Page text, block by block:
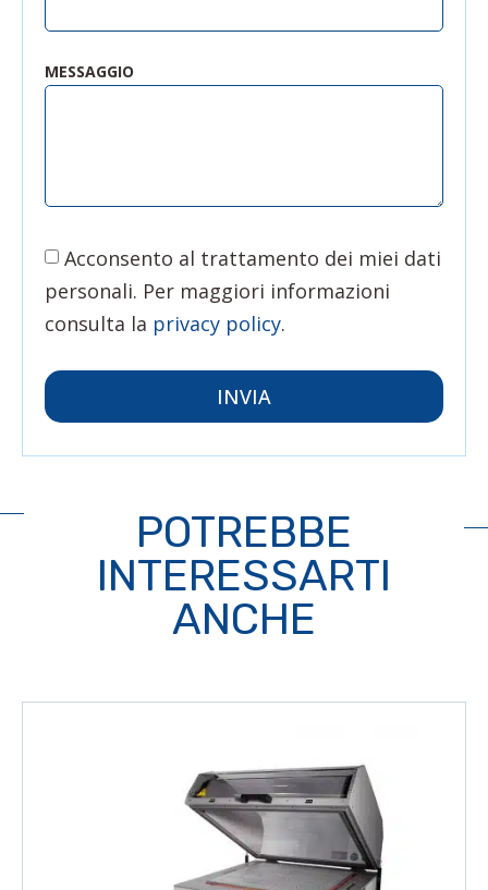
MESSAGGIO
Acconsento al trattamento dei miei dati
personali. Per maggiori informazioni
consulta la privacy policy.
INVIA
POTREBBE
INTERESSARTI
ANCHE